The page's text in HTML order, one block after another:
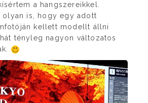
a hangszereikkel.
olyan is, hogy egy adott
kellett modellt állni
tényleg nagyon változatos